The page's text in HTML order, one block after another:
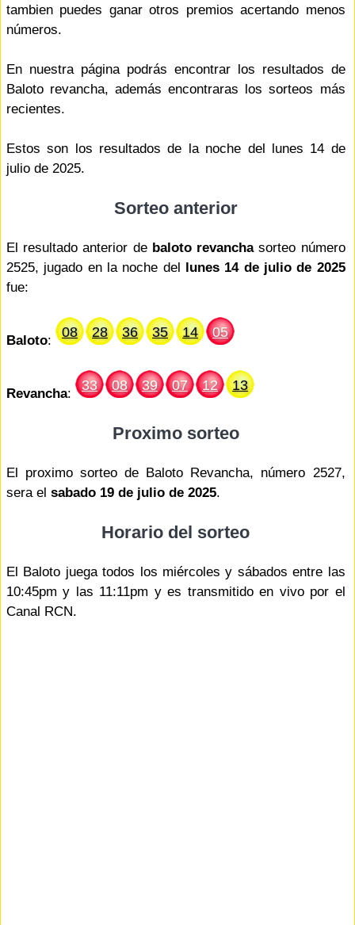
tambien puedes ganar otros premios acertando menos
números.
En nuestra página podrás encontrar los resultados de
Baloto revancha, además encontraras los sorteos más
recientes.
Estos son los resultados de la noche del lunes 14 de
julio de 2025.
Sorteo anterior
El resultado anterior de baloto revanchasorteo número
2525, jugado en la noche del lunes 14 de julio de 2025
fue:
Baloto:
08 28 36 35 14 05
Revancha:
33 08 39 07 12 13
Proximo sorteo
El proximo sorteo de Baloto Revancha, número 2527,
sera el sabado 19 de julio de 2025.
Horario del sorteo
El Baloto juega todos los miércoles y sábados entre las
10:45pm y las 11:11pm y es transmitido en vivo por el
Canal RCN.